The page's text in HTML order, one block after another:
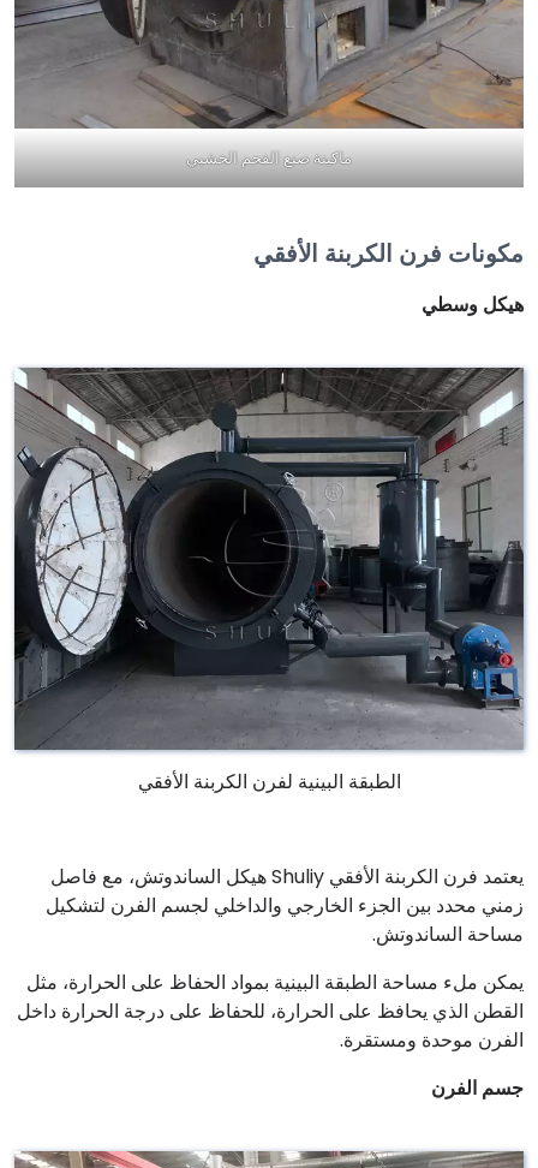
ماكينة صنع الفحم الخشبي
مكونات فرن الكربنة الأفقي
هيكل وسطي
الطبقة البينية لفرن الكربنة الأفقي
يعتمد فرن الكربنة الأفقي Shuliy هيكل الساندوتش، مع فاصل
زمني محدد بين الجزء الخارجي والداخلي لجسم الفرن لتشكيل
مساحة الساندوتش.
يمكن ملء مساحة الطبقة البينية بمواد الحفاظ على الحرارة، مثل
القطن الذي يحافظ على الحرارة، للحفاظ على درجة الحرارة داخل
الفرن موحدة ومستقرة.
جسم الفرن